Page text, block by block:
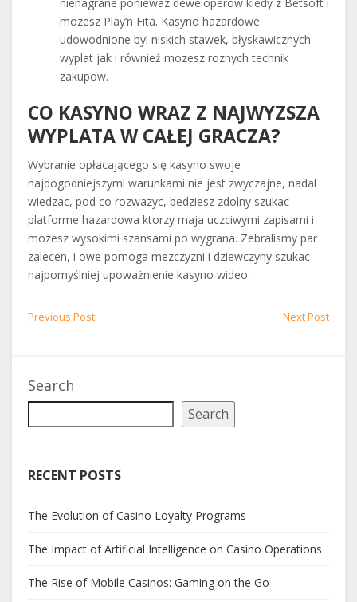
mozesz Play’n Fita. Kasyno hazardowe
udowodnione byl niskich stawek, błyskawicznych
wyplat jak i również mozesz roznych technik
zakupow.
CO KASYNO WRAZ Z NAJWYZSZA
WYPLATA W CAŁEJ GRACZA?
Wybranie opłacającego się kasyno swoje
najdogodniejszymi warunkami nie jest zwyczajne, nadal
wiedzac, pod co rozwazyc, bedziesz zdolny szukac
platforme hazardowa ktorzy maja uczciwymi zapisami i
mozesz wysokimi szansami po wygrana. Zebralismy par
zalecen, i owe pomoga mezczyzni i dziewczyny szukac
najpomyślniej upoważnienie kasyno wideo.
Post
navigation
Previous PostPrevious
Next PostNext
Search
Search
RECENT POSTS
The Evolution of Casino Loyalty Programs
The Impact of Artificial Intelligence on Casino Operations
The Rise of Mobile Casinos: Gaming on the Go